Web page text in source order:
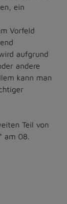
ein
Vorfeld
aufgrund
andere
kann man
Teil von
am 08.